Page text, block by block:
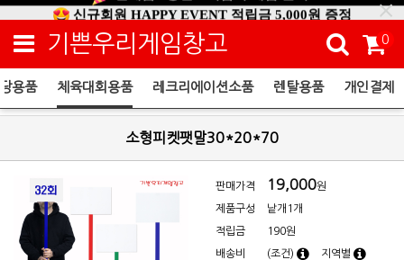
신규회원 HAPPY EVENT 적립금 5,000원 증정
❤ 신제품 ' 컬링&볼링 ' 출시! ❤
기쁜우리게임창고 0
용품 체육대회용품 레크리에이션소품 렌탈용품 개인결제
소형피켓팻말30*20*70
판매가격 19,000원
제품구성 낱개1개
적립금 190원
배송비 (조건) 지역별